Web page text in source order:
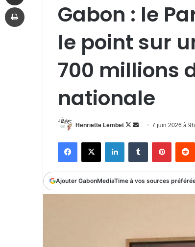
Gabon : le
le point sur
700 millions
nationale
Henriette Lembet
Follow
Envoyer
courriel
7 juin 2026 à
FacebookX LinkedinTumblr Pinterest
Ajouter GabonMediaTime à vos sources